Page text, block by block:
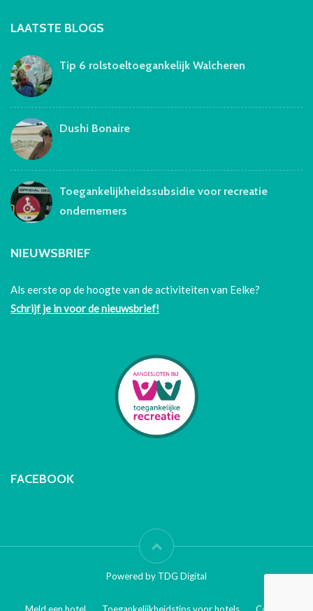
LAATSTE BLOGS
Tip 6 rolstoeltoegankelijk Walcheren
Dushi Bonaire
Toegankelijkheidssubsidie voor recreatie
ondernemers
NIEUWSBRIEF
Als eerste op de hoogte van de activiteiten van Eelke?
Schrijf je in voor de nieuwsbrief!
FACEBOOK
Powered by TDG Digital